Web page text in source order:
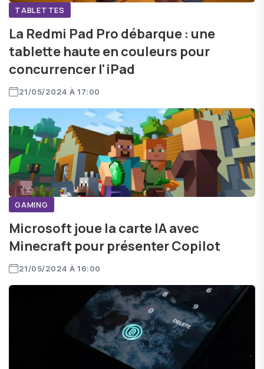
TABLETTES
La Redmi Pad Pro débarque : une
tablette haute en couleurs pour
concurrencer l'iPad
21/05/2024 À 17:00
GAMING
Microsoft joue la carte IA avec
Minecraft pour présenter Copilot
21/05/2024 À 16:00